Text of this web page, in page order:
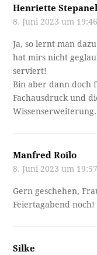
Henriette
8. Juni 2023 um
Ja, so lernt man
hat mirs nicht
serviert!
Bin aber dann doch
Fachausdruck und
Wissenserweiterung.
Manfred Roilo
8. Juni 2023 um
Gern geschehen,
Feiertagabend noch!
Silke